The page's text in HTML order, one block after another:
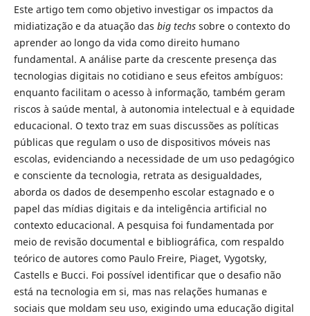
Este artigo tem como objetivo investigar os impactos da
midiatização e da atuação das big techssobre o contexto do
aprender ao longo da vida como direito humano
fundamental. A análise parte da crescente presença das
tecnologias digitais no cotidiano e seus efeitos ambíguos:
enquanto facilitam o acesso à informação, também geram
riscos à saúde mental, à autonomia intelectual e à equidade
educacional. O texto traz em suas discussões as políticas
públicas que regulam o uso de dispositivos móveis nas
escolas, evidenciando a necessidade de um uso pedagógico
e consciente da tecnologia, retrata as desigualdades,
aborda os dados de desempenho escolar estagnado e o
papel das mídias digitais e da inteligência artificial no
contexto educacional. A pesquisa foi fundamentada por
meio de revisão documental e bibliográfica, com respaldo
teórico de autores como Paulo Freire, Piaget, Vygotsky,
Castells e Bucci. Foi possível identificar que o desafio não
está na tecnologia em si, mas nas relações humanas e
sociais que moldam seu uso, exigindo uma educação digital